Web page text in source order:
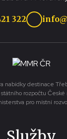
322
nabídky destinace
rozpočtu
pro místní